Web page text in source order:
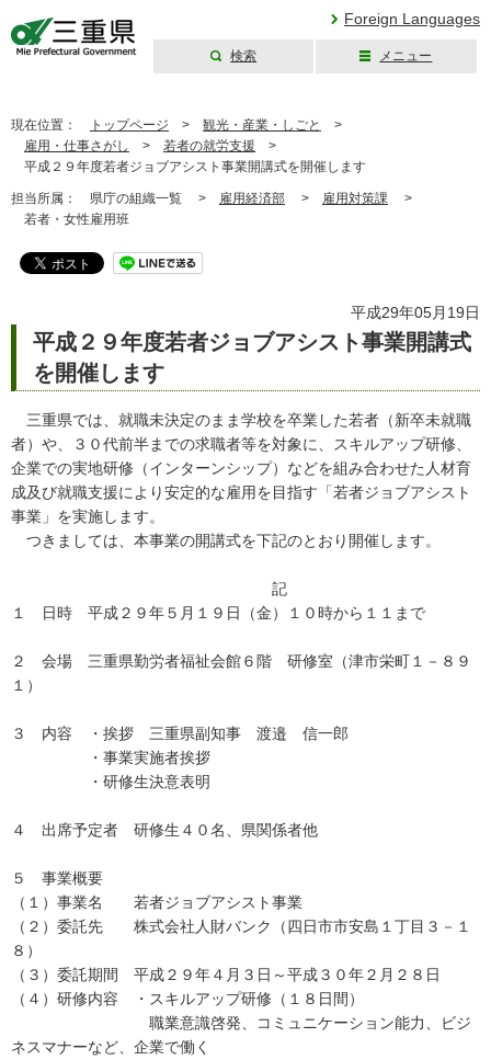
Foreign Languages
検索 メニュー
現在位置： トップページ > 観光・産業・しごと
>
雇用・仕事さがし
> 若者の就労支援 >
平成２９年度若者ジョブアシスト事業開講式を開催します
担当所属： 県庁の組織一覧 > 雇用経済部 > 雇用対策課 >
若者・女性雇用班
平成29年05月19日
平成２９年度若者ジョブアシスト事業開講式
を開催します
三重県では、就職未決定のまま学校を卒業した若者（新卒未就職
者）や、３０代前半までの求職者等を対象に、スキルアップ研修、
企業での実地研修（インターンシップ）などを組み合わせた人材育
成及び就職支援により安定的な雇用を目指す「若者ジョブアシスト
事業」を実施します。
つきましては、本事業の開講式を下記のとおり開催します。
記
１ 日時 平成２９年５月１９日（金）１０時から１１まで
２ 会場 三重県勤労者福祉会館６階 研修室（津市栄町１－８９
１）
３ 内容 ・挨拶 三重県副知事 渡邉 信一郎
・事業実施者挨拶
・研修生決意表明
４ 出席予定者 研修生４０名、県関係者他
５ 事業概要
（１）事業名 若者ジョブアシスト事業
（２）委託先 株式会社人財バンク（四日市市安島１丁目３－１
８）
（３）委託期間 平成２９年４月３日～平成３０年２月２８日
（４）研修内容 ・スキルアップ研修（１８日間）
職業意識啓発、コミュニケーション能力、ビジ
ネスマナーなど、企業で働く